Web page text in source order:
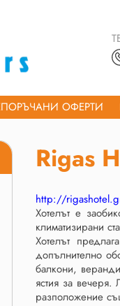
ОФЕРТИ
Rigas
http://
Хотелът е
климатизирани
Хотелът
допълнително
балкони,
ястия за
разположение